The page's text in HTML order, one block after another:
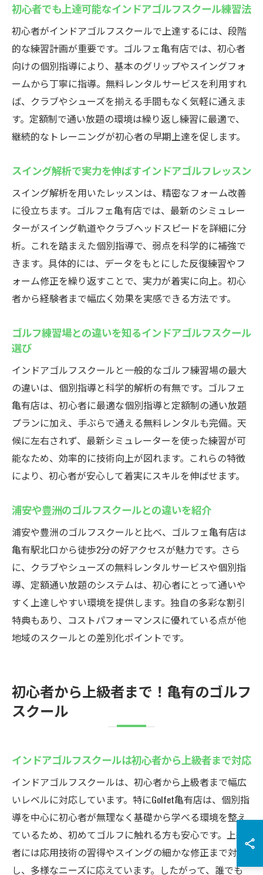
初心者でも上達可能なインドアゴルフスクール練習法
初心者がインドアゴルフスクールで上達するには、段階
的な練習計画が重要です。ゴルフェ亀有店では、初心者
向けの個別指導により、基本のグリップやスイングフォ
ームから丁寧に指導。無料レンタルサービスを利用すれ
ば、クラブやシューズを揃える手間もなく気軽に通えま
す。定額制で通い放題の環境は繰り返し練習に最適で、
継続的なトレーニングが初心者の早期上達を促します。
スイング解析で実力を伸ばすインドアゴルフレッスン
スイング解析を用いたレッスンは、精密なフォーム改善
に役立ちます。ゴルフェ亀有店では、最新のシミュレー
ターがスイング軌道やクラブヘッドスピードを詳細に分
析。これを踏まえた個別指導で、弱点を科学的に補強で
きます。具体的には、データをもとにした反復練習やフ
ォーム修正を繰り返すことで、実力が着実に向上。初心
者から経験者まで幅広く効果を実感できる方法です。
ゴルフ練習場との違いを知るインドアゴルフスクール
選び
インドアゴルフスクールと一般的なゴルフ練習場の最大
の違いは、個別指導と科学的解析の有無です。ゴルフェ
亀有店は、初心者に最適な個別指導と定額制の通い放題
プランに加え、手ぶらで通える無料レンタルも完備。天
候に左右されず、最新シミュレーターを使った練習が可
能なため、効率的に技術向上が図れます。これらの特徴
により、初心者が安心して着実にスキルを伸ばせます。
浦安や豊洲のゴルフスクールとの違いを紹介
浦安や豊洲のゴルフスクールと比べ、ゴルフェ亀有店は
亀有駅北口から徒歩2分の好アクセスが魅力です。さら
に、クラブやシューズの無料レンタルサービスや個別指
導、定額通い放題のシステムは、初心者にとって通いや
すく上達しやすい環境を提供します。独自の多彩な割引
特典もあり、コストパフォーマンスに優れている点が他
地域のスクールとの差別化ポイントです。
初心者から上級者まで！亀有のゴルフ
スクール
インドアゴルフスクールは初心者から上級者まで対応
インドアゴルフスクールは、初心者から上級者まで幅広
いレベルに対応しています。特にGolfet亀有店は、個別指
導を中心に初心者が無理なく基礎から学べる環境を整え
ているため、初めてゴルフに触れる方も安心です。上級
者には応用技術の習得やスイングの細かな修正まで対応
し、多様なニーズに応えています。したがって、誰でも